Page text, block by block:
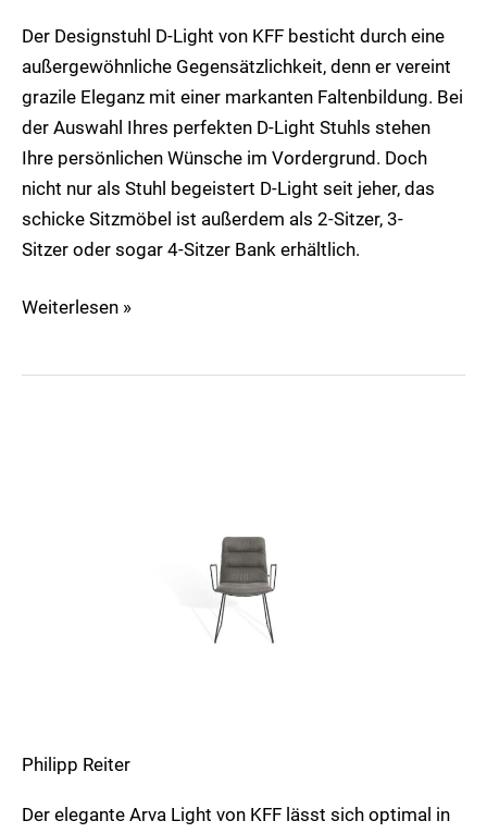
Der Designstuhl D-Light von KFF besticht durch eine
außergewöhnliche Gegensätzlichkeit, denn er vereint
grazile Eleganz mit einer markanten Faltenbildung. Bei
der Auswahl Ihres perfekten D-Light Stuhls stehen
Ihre persönlichen Wünsche im Vordergrund. Doch
nicht nur als Stuhl begeistert D-Light seit jeher, das
schicke Sitzmöbel ist außerdem als 2-Sitzer, 3-
Sitzer oder sogar 4-Sitzer Bank erhältlich.
Weiterlesen »
Philipp Reiter
Der elegante Arva Light von KFF lässt sich optimal in